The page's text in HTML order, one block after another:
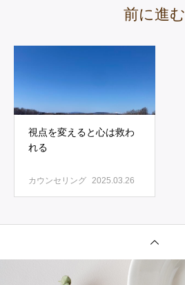
前に進む
視点を変えると心は救わ
れる
カウンセリング 2025.03.26